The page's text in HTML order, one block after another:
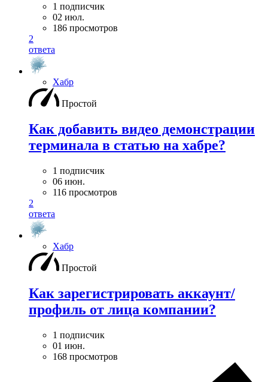
1 подписчик
02 июл.
186 просмотров
2
ответа
Хабр
Простой
Как добавить видео демонстрации
терминала в статью на хабре?
1 подписчик
06 июн.
116 просмотров
2
ответа
Хабр
Простой
Как зарегистрировать аккаунт/
профиль от лица компании?
1 подписчик
01 июн.
168 просмотров